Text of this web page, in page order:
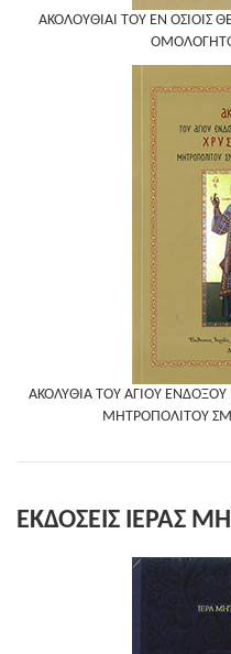
ΑΚΟΛΟΥΘΙΑΙ ΤΟΥ ΕΝ ΟΣΙΟΙΣ
ΑΚΟΛΥΘΙΑ ΤΟΥ ΑΓΙΟΥ
ΜΗΤΡΟΠΟΛΙΤΟΥ
ΕΚΔΟΣΕΙΣ ΙΕΡΑΣ